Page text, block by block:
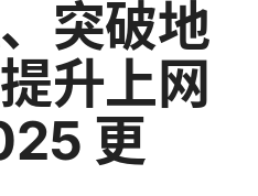
突破地
升上网
更